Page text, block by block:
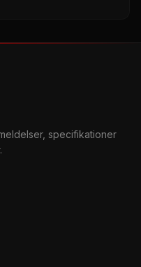
specifikationer